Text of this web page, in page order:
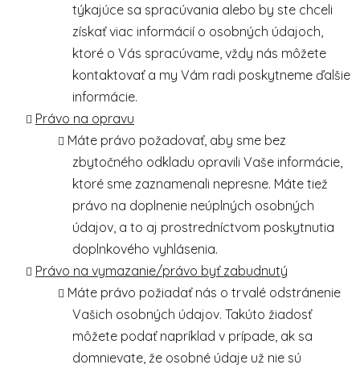
týkajúce sa spracúvania alebo by ste chceli
získať viac informácií o osobných údajoch,
ktoré o Vás spracúvame, vždy nás môžete
kontaktovať a my Vám radi poskytneme ďalšie
informácie.
Právo na opravu
Máte právo požadovať, aby sme bez
zbytočného odkladu opravili Vaše informácie,
ktoré sme zaznamenali nepresne. Máte tiež
právo na doplnenie neúplných osobných
údajov, a to aj prostredníctvom poskytnutia
doplnkového vyhlásenia.
Právo na vymazanie/právo byť zabudnutý
Máte právo požiadať nás o trvalé odstránenie
Vašich osobných údajov. Takúto žiadosť
môžete podať napríklad v prípade, ak sa
domnievate, že osobné údaje už nie sú